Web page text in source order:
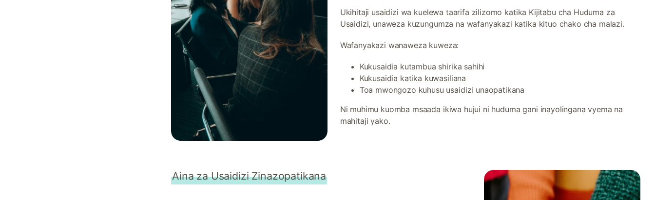
Ukihitaji usaidizi wa kuelewa taarifa zilizomo katika Kijitabu cha Huduma za
Usaidizi, unaweza kuzungumza na wafanyakazi katika kituo chako cha malazi.
Wafanyakazi wanaweza kuweza:
Kukusaidia kutambua shirika sahihi
Kukusaidia katika kuwasiliana
Toa mwongozo kuhusu usaidizi unaopatikana
Ni muhimu kuomba msaada ikiwa hujui ni huduma gani inayolingana vyema na
mahitaji yako.
Aina za Usaidizi Zinazopatikana